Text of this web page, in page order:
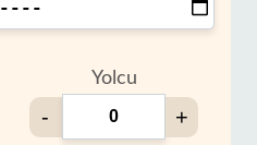
Yolcu
- +